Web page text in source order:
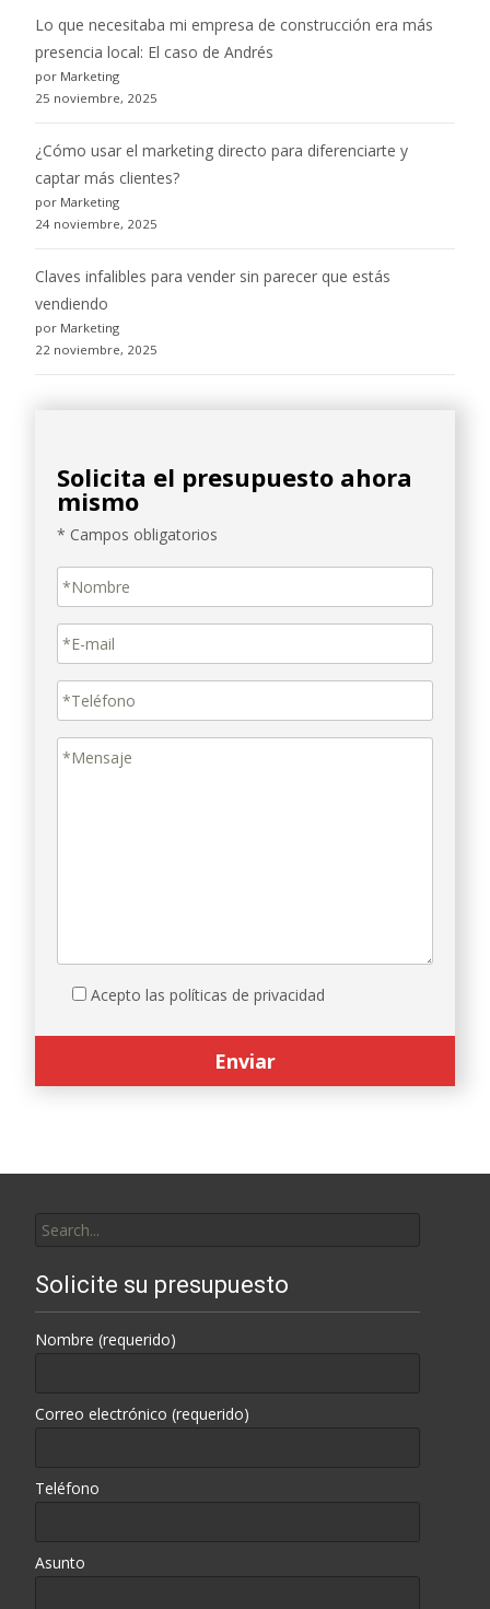
Lo que necesitaba mi empresa de construcción era más
presencia local: El caso de Andrés
por Marketing
25 noviembre, 2025
¿Cómo usar el marketing directo para diferenciarte y
captar más clientes?
por Marketing
24 noviembre, 2025
Claves infalibles para vender sin parecer que estás
vendiendo
por Marketing
22 noviembre, 2025
Acepto las políticas de privacidad
for:
Solicite su presupuesto
Nombre (requerido)
Correo electrónico (requerido)
Teléfono
Asunto